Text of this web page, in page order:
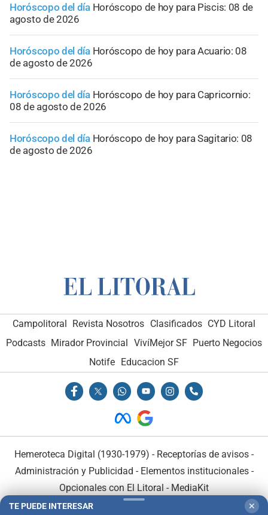
Horóscopo del día Horóscopo de hoy para Piscis: 08 de
agosto de 2026
Horóscopo del día Horóscopo de hoy para Acuario: 08
de agosto de 2026
Horóscopo del día Horóscopo de hoy para Capricornio:
08 de agosto de 2026
Horóscopo del día Horóscopo de hoy para Sagitario: 08
de agosto de 2026
Campolitoral Revista Nosotros Clasificados CYD Litoral
Podcasts Mirador Provincial VivíMejor SF Puerto Negocios
Notife Educacion SF
Hemeroteca Digital (1930-1979) - Receptorías de avisos -
Administración y Publicidad - Elementos institucionales-
Opcionales con El Litoral - MediaKit
TE PUEDE INTERESAR ✕